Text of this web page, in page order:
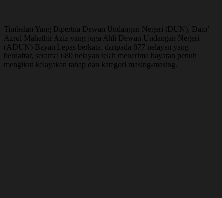
Timbalan Yang Dipertua Dewan Undangan Negeri (DUN), Dato’
Azrul Mahathir Aziz yang juga Ahli Dewan Undangan Negeri
(ADUN) Bayan Lepas berkata, daripada 877 nelayan yang
berdaftar, seramai 680 nelayan telah menerima bayaran penuh
mengikut kelayakan tahap dan kategori masing-masing.